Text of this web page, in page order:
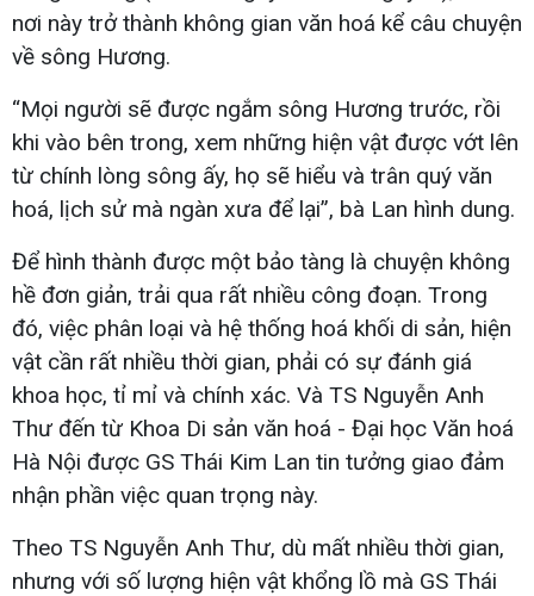
nơi này trở thành không gian văn hoá kể câu chuyện
về sông Hương.
“Mọi người sẽ được ngắm sông Hương trước, rồi
khi vào bên trong, xem những hiện vật được vớt lên
từ chính lòng sông ấy, họ sẽ hiểu và trân quý văn
hoá, lịch sử mà ngàn xưa để lại”, bà Lan hình dung.
Để hình thành được một bảo tàng là chuyện không
hề đơn giản, trải qua rất nhiều công đoạn. Trong
đó, việc phân loại và hệ thống hoá khối di sản, hiện
vật cần rất nhiều thời gian, phải có sự đánh giá
khoa học, tỉ mỉ và chính xác. Và TS Nguyễn Anh
Thư đến từ Khoa Di sản văn hoá - Đại học Văn hoá
Hà Nội được GS Thái Kim Lan tin tưởng giao đảm
nhận phần việc quan trọng này.
Theo TS Nguyễn Anh Thư, dù mất nhiều thời gian,
nhưng với số lượng hiện vật khổng lồ mà GS Thái